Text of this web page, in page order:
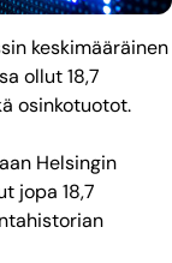
keskimääräinen
ollut 18,7
osinkotuotot.
Helsingin
jopa 18,7